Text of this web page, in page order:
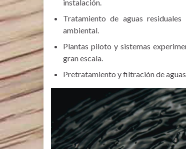
instalación.
Tratamiento de aguas
ambiental.
Plantas piloto y sistemas
gran escala.
Pretratamiento y filtración de